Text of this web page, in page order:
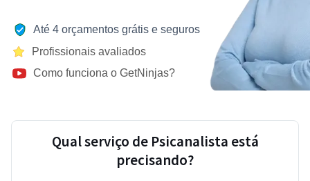
Até 4 orçamentos grátis e seguros
Profissionais avaliados
Como funciona o GetNinjas?
Qual serviço de Psicanalista está
precisando?